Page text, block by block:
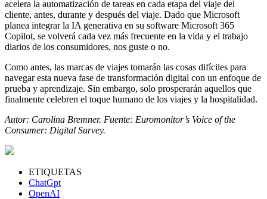
acelera la automatización de tareas en cada etapa del viaje del
cliente, antes, durante y después del viaje. Dado que Microsoft
planea integrar la IA generativa en su software Microsoft 365
Copilot, se volverá cada vez más frecuente en la vida y el trabajo
diarios de los consumidores, nos guste o no.
Como antes, las marcas de viajes tomarán las cosas difíciles para
navegar esta nueva fase de transformación digital con un enfoque de
prueba y aprendizaje. Sin embargo, solo prosperarán aquellos que
finalmente celebren el toque humano de los viajes y la hospitalidad.
Autor: Carolina Bremner. Fuente: Euromonitor’s Voice of the
Consumer: Digital Survey.
ETIQUETAS
ChatGpt
OpenAI